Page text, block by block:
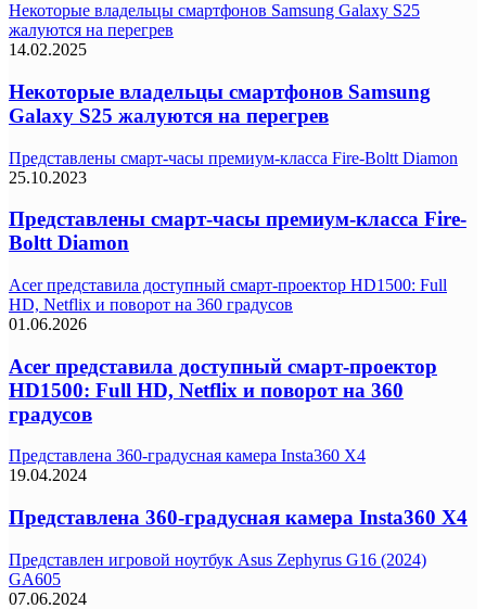
Некоторые владельцы смартфонов Samsung Galaxy S25
жалуются на перегрев
14.02.2025
Некоторые владельцы смартфонов Samsung
Galaxy S25 жалуются на перегрев
Представлены смарт-часы премиум-класса Fire-Boltt Diamon
25.10.2023
Представлены смарт-часы премиум-класса Fire-
Boltt Diamon
Acer представила доступный смарт-проектор HD1500: Full
HD, Netflix и поворот на 360 градусов
01.06.2026
Acer представила доступный смарт-проектор
HD1500: Full HD, Netflix и поворот на 360
градусов
Представлена 360-градусная камера Insta360 X4
19.04.2024
Представлена 360-градусная камера Insta360 X4
Представлен игровой ноутбук Asus Zephyrus G16 (2024)
GA605
07.06.2024